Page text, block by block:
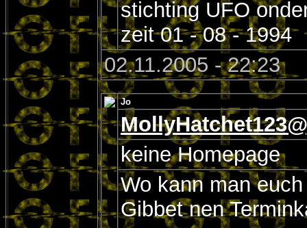
stichting UFO
zeit 01 - 08 - 1994
02.11.2005 - 22:23
Jo
keine Homepage
Wo kann man
Gibbet nen